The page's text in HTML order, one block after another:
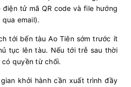
tử mã QR code và file hướng
email).
tới bến tàu Ao Tiên sớm trước ít
tục lên tàu. Nếu tới trễ sau thời
có quyền từ chối.
khởi hành cần xuất trình đầy